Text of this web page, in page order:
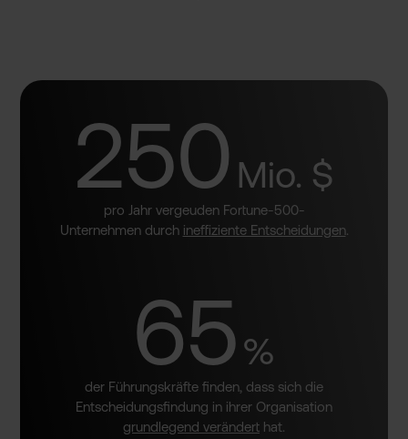
250 Mio. $
pro Jahr vergeuden Fortune-500-
Unternehmen durch ineffiziente Entscheidungen.
65 %
der Führungskräfte finden, dass sich die
Entscheidungsfindung in ihrer Organisation
grundlegend verändert hat.